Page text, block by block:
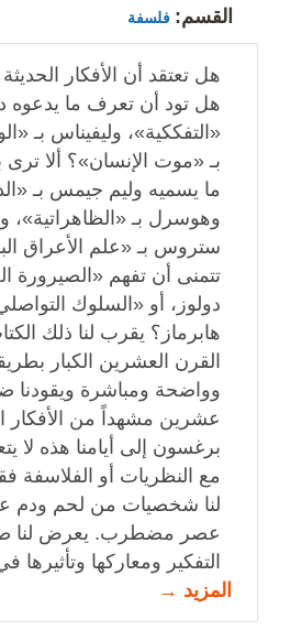
القسم: فلسفة
هل تعتقد أن الأفكار
هل تود أن تعرف ما يدعوه
«التفككية»، وليفيناس بـ
بـ «موت الإنسان»؟ ألا
ما يسميه وليم جيمس بـ
وهوسرل بـ «الظاهراتية»،
ستروس بـ «علم الأعراق
تتمنى أن تفهم «الصيرورة
دولوز، أو «السلوك
هابرماز؟ يقرب لنا ذلك
القرن العشرين الكبار
وواضحة ومباشرة
عشرين مشهداً من الأفكار
برغسون إلى أيامنا هذه لا
مع النظريات أو الفلاسفة
لنا شخصيات من لحم ودم
عصر مضطرب. يعرض لنا
التفكير ومعاركها وتأثيرها
المزيد →